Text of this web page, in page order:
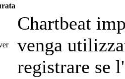
Chartbeat
venga
registrare se